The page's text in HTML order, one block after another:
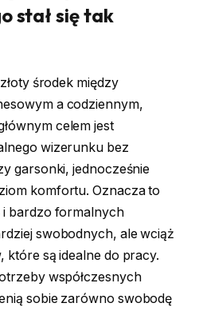
stał się tak
środek między
a codziennym,
celem jest
wizerunku bez
garsonki, jednocześnie
komfortu. Oznacza to
bardzo formalnych
swobodnych, ale wciąż
które są idealne do pracy.
współczesnych
sobie zarówno swobodę